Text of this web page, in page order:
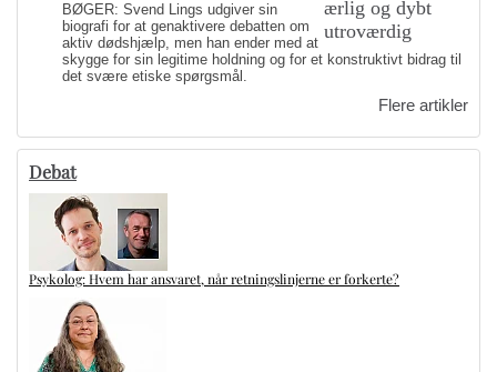
BØGER: Svend Lings udgiver sin
biografi for at genaktivere debatten om
aktiv dødshjælp, men han ender med at
skygge for sin legitime holdning og for et konstruktivt bidrag til
det svære etiske spørgsmål.
Flere artikler
Debat
Psykolog: Hvem har ansvaret, når retningslinjerne er forkerte?